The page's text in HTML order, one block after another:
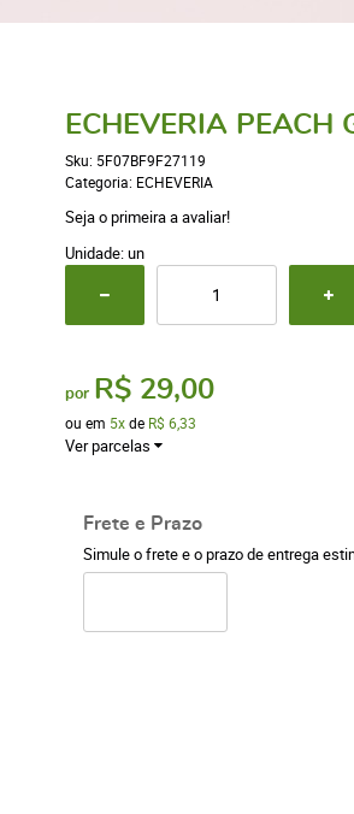
ECHEVERIA PEACH
Sku: 5F07BF9F27119
Categoria: ECHEVERIA
Seja o primeira a avaliar!
Unidade: un
por R$ 29,00
ou em 5xde R$ 6,33
Ver parcelas
Frete e Prazo
Simule o frete e o prazo de entrega